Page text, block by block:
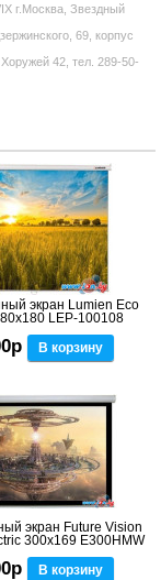
г.Москва, Звездный
69, корпус
42, тел. 289-50-
экран Lumien Eco
LEP-100108
В корзину
экран Future Vision
300x169 E300HMW
В корзину